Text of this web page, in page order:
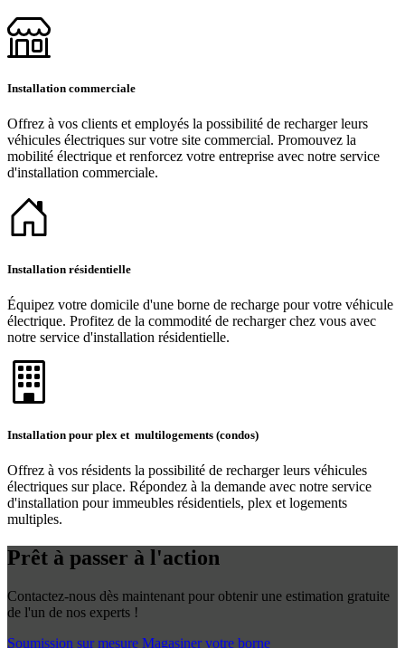
Installation commerciale
Offrez à vos clients et employés la possibilité de recharger leurs
véhicules électriques sur votre site commercial. Promouvez la
mobilité électrique et renforcez votre entreprise avec notre service
d'installation commerciale.
Installation résidentielle
Équipez votre domicile d'une borne de recharge pour votre véhicule
électrique. Profitez de la commodité de recharger chez vous avec
notre service d'installation résidentielle.
Installation pour plex et multilogements (condos)
Offrez à vos résidents la possibilité de recharger leurs véhicules
électriques sur place. Répondez à la demande avec notre service
d'installation pour immeubles résidentiels, plex et logements
multiples.
Prêt à passer à l'action
Contactez-nous dès maintenant pour obtenir une estimation gratuite
de l'un de nos experts !
Soumission sur mesure Magasiner votre borne